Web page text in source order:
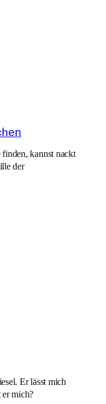
kannst nackt
der
Er lässt mich
mich?